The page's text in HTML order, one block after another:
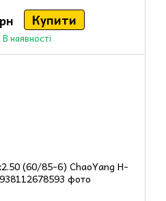
Купити
В наявності